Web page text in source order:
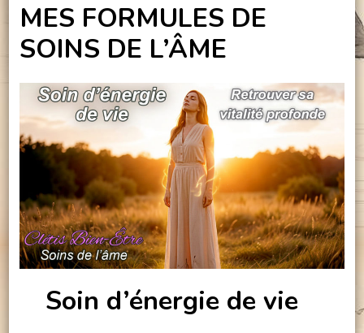
MES FORMULES DE
SOINS DE L’ÂME
Soin d’énergie de vie